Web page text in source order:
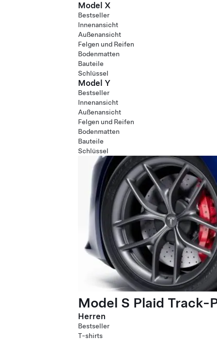
Model X
Bestseller
Innenansicht
Außenansicht
Felgen und Reifen
Bodenmatten
Bauteile
Schlüssel
Model Y
Bestseller
Innenansicht
Außenansicht
Felgen und Reifen
Bodenmatten
Bauteile
Schlüssel
Model S Plaid Track-
Herren
Bestseller
T-shirts